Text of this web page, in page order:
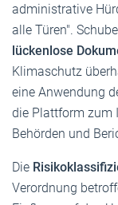
administrative
alle Türen".
lückenlose
Klimaschutz
eine Anwendung
die Plattform zum
Behörden und
Die
Verordnung